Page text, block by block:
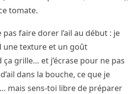
tomate.
faire dorer l’ail au début : je
une texture et un goût
grille… et j’écrase pour ne pas
dans la bouche, ce que je
mais sens-toi libre de préparer